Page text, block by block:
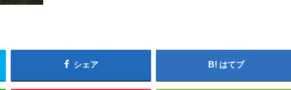
シェア はてブ